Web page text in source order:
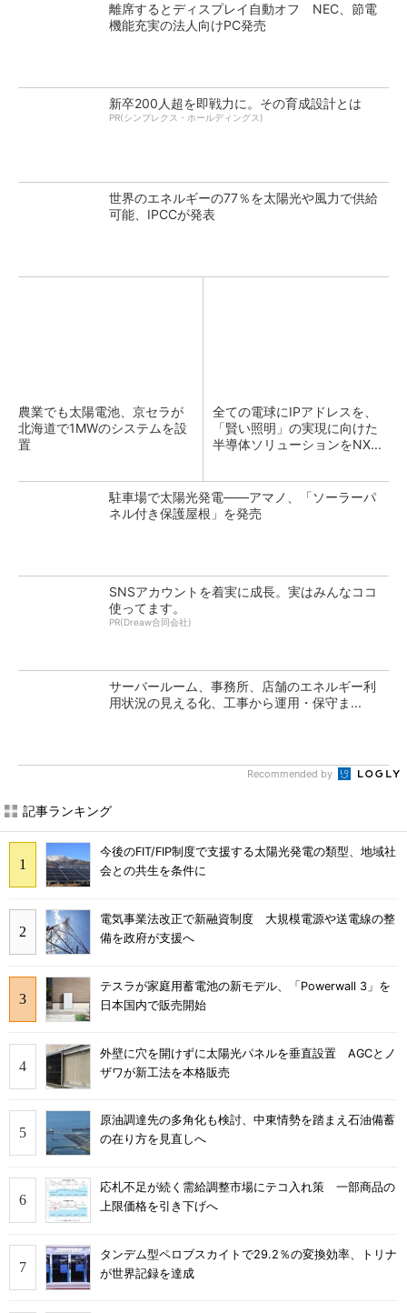
離席するとディスプレイ自動オフ NEC、節電
機能充実の法人向けPC発売
新卒200人超を即戦力に。その育成設計とは
PR(シンプレクス・ホールディングス)
世界のエネルギーの77％を太陽光や風力で供給
可能、IPCCが発表
農業でも太陽電池、京セラが
北海道で1MWのシステムを設
置
全ての電球にIPアドレスを、
「賢い照明」の実現に向けた
半導体ソリューションをNX...
駐車場で太陽光発電――アマノ、「ソーラーパ
ネル付き保護屋根」を発売
SNSアカウントを着実に成長。実はみんなココ
使ってます。
PR(Dreaw合同会社)
サーバールーム、事務所、店舗のエネルギー利
用状況の見える化、工事から運用・保守ま...
Recommended by
記事ランキング
今後のFIT/FIP制度で支援する太陽光発電の類型、地域社
会との共生を条件に
電気事業法改正で新融資制度 大規模電源や送電線の整
備を政府が支援へ
テスラが家庭用蓄電池の新モデル、「Powerwall 3」を
日本国内で販売開始
外壁に穴を開けずに太陽光パネルを垂直設置 AGCとノ
ザワが新工法を本格販売
原油調達先の多角化も検討、中東情勢を踏まえ石油備蓄
の在り方を見直しへ
応札不足が続く需給調整市場にテコ入れ策 一部商品の
上限価格を引き下げへ
タンデム型ペロブスカイトで29.2％の変換効率、トリナ
が世界記録を達成